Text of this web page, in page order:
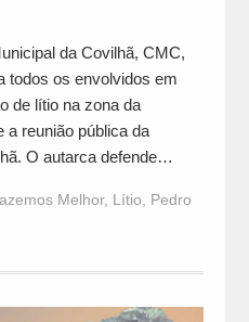
da Covilhã, CMC,
todos os envolvidos em
de lítio na zona da
a reunião pública da
O autarca defende…
Melhor, Lítio
Pedro